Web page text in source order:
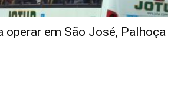
operar em São José, Palhoça